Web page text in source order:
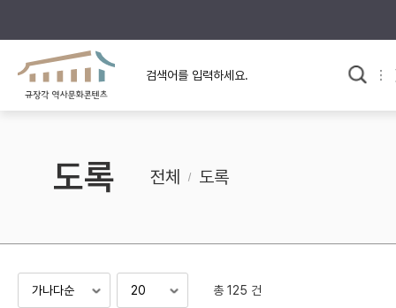
규장각의 어제와 오늘
규장각 소개영상
사료와 문학으로 본
고대
조선 후기
도록 전체 도록
총 125 건